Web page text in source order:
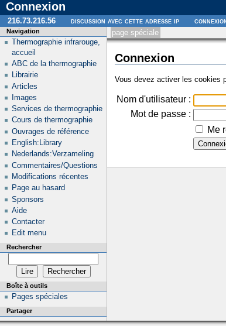
Connexion
page spéciale
Connexion
Vous devez activer les cookies
Nom d'utilisateur :
Mot de passe :
Me
Navigation
Thermographie infrarouge,
accueil
ABC de la thermographie
Librairie
Articles
Images
Services de thermographie
Cours de thermographie
Ouvrages de référence
English:Library
Nederlands:Verzameling
Commentaires/Questions
Modifications récentes
Page au hasard
Sponsors
Aide
Contacter
Edit menu
Rechercher
Boîte à outils
Pages spéciales
Partager
216.73.216.56 discussion avec cette adresse ip